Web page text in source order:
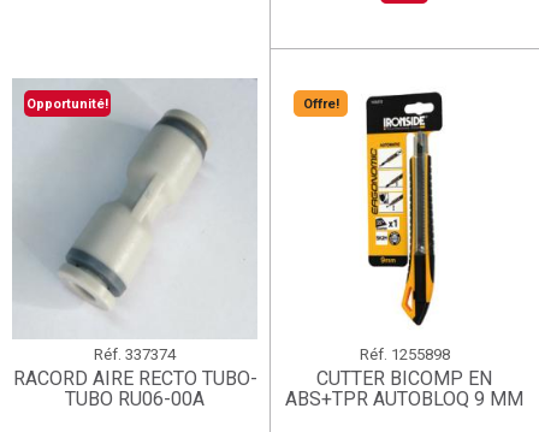
Opportunité!
Réf. 337374
RACORD AIRE RECTO TUBO-
TUBO RU06-00A
Offre!
Réf. 1255898
CUTTER BICOMP EN
ABS+TPR AUTOBLOQ 9 MM